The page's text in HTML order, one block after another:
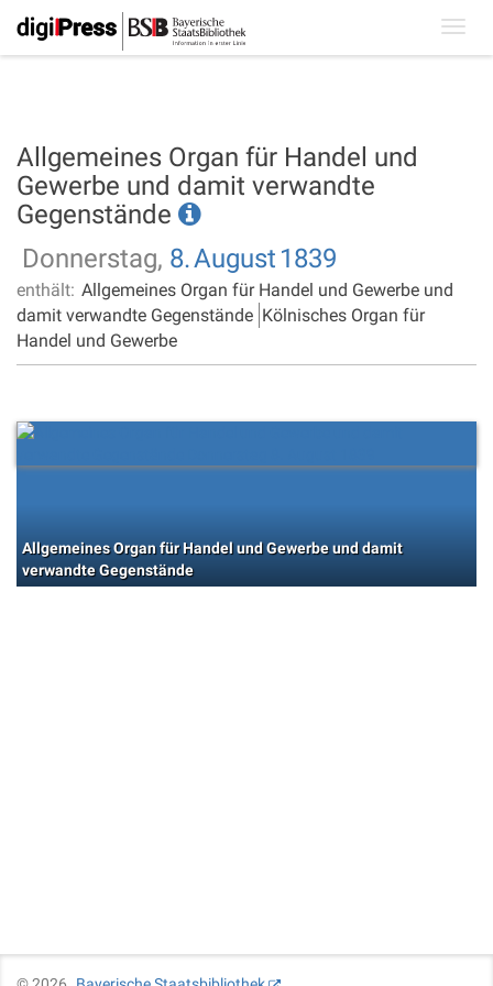
Allgemeines Organ für Handel und
Gewerbe und damit verwandte
Gegenstände
Donnerstag, 8.August 1839
enthält: Allgemeines Organ für Handel und Gewerbe und
damit verwandte Gegenstände Kölnisches Organ für
Handel und Gewerbe
Allgemeines Organ für Handel und Gewerbe und damit
verwandte Gegenstände